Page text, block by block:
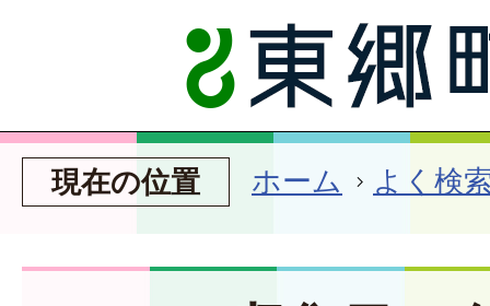
現在の位置 ホーム よく検